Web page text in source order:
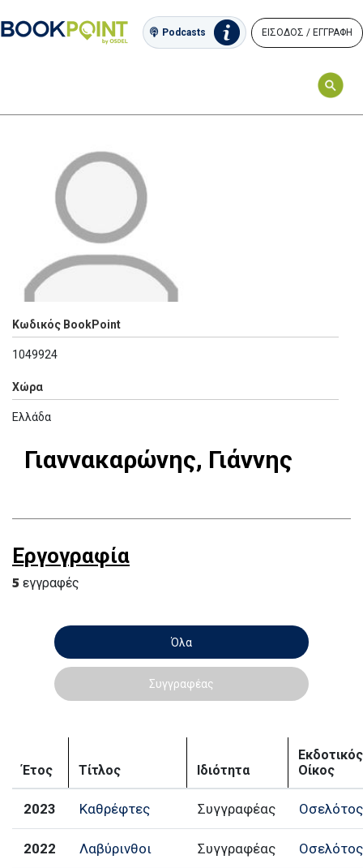
Podcasts ΕΙΣΟΔΟΣ / ΕΓΓΡΑΦΗ
Κωδικός BookPoint
1049924
Χώρα
Ελλάδα
Γιαννακαρώνης, Γιάννης
Εργογραφία
5 εγγραφές
Όλα
Συγγραφέας
Έτος Τίτλος Ιδιότητα
Εκδοτικός
Οίκος
2023 Καθρέφτες Συγγραφέας Οσελότος
2022 Λαβύρινθοι Συγγραφέας Οσελότος